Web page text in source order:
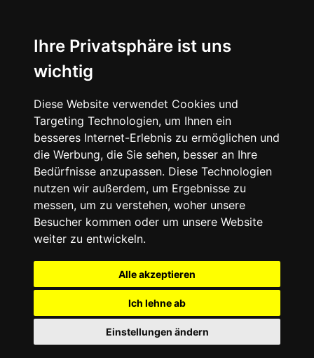
Ihre Privatsphäre ist uns
wichtig
Diese Website verwendet Cookies und
Targeting Technologien, um Ihnen ein
besseres Internet-Erlebnis zu ermöglichen und
die Werbung, die Sie sehen, besser an Ihre
Bedürfnisse anzupassen. Diese Technologien
nutzen wir außerdem, um Ergebnisse zu
messen, um zu verstehen, woher unsere
Besucher kommen oder um unsere Website
weiter zu entwickeln.
Alle akzeptieren
Ich lehne ab
Einstellungen ändern